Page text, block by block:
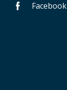
Facebook